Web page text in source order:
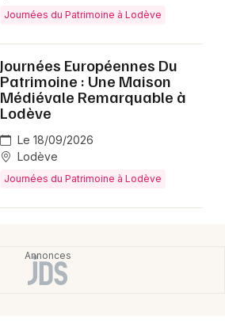
Journées du Patrimoine à Lodève
Journées Européennes Du
Patrimoine : Une Maison
Médiévale Remarquable à
Lodève
Le 18/09/2026
Lodève
Journées du Patrimoine à Lodève